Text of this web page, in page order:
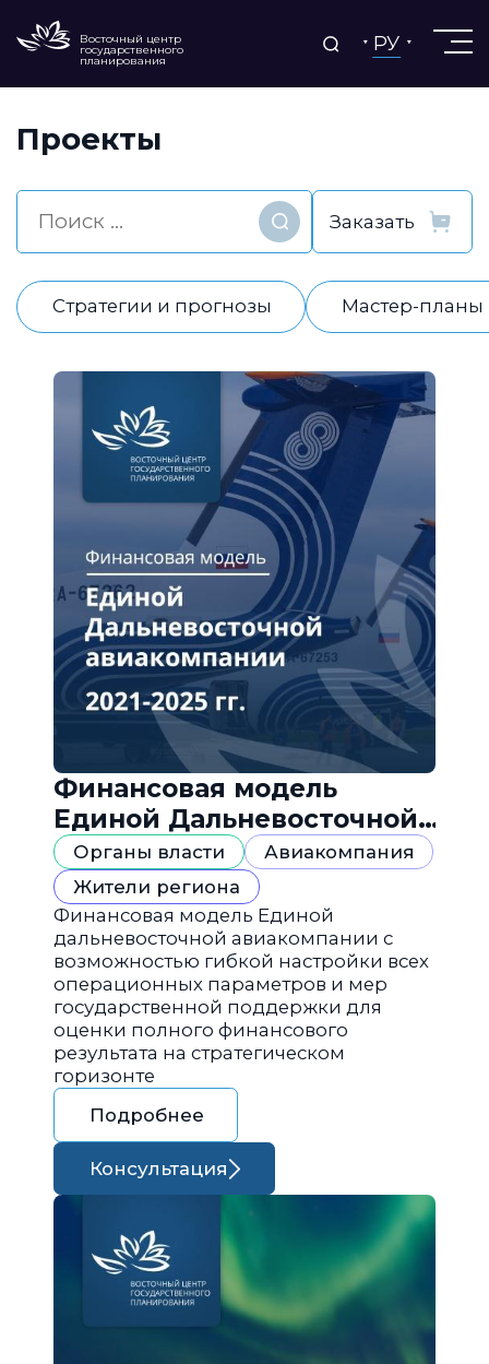
Восточный центр
государственного
планирования
РУ
Проекты
Найти
Стратегии и прогнозы Мастер-планы
Финансовая модель
Единой Дальневосточной
авиакомпании
Органы власти
Авиакомпания
Жители региона
Финансовая модель Единой
дальневосточной авиакомпании с
возможностью гибкой настройки всех
операционных параметров и мер
государственной поддержки для
оценки полного финансового
результата на стратегическом
горизонте
Подробнее
Консультация